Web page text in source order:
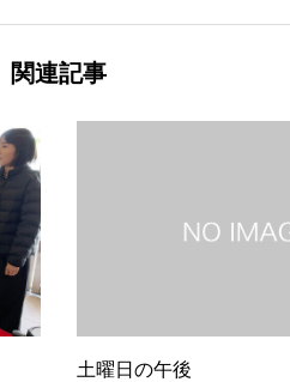
関連記事
土曜日の午後